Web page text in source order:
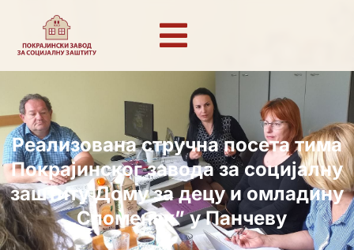
Реализована стручна посета тима
Покрајинског завода за социјалну
заштиту Дому за децу и омладину
„Споменак” у Панчеву